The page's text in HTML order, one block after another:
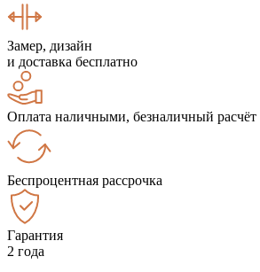
Замер, дизайн
и доставка бесплатно
Оплата наличными, безналичный расчёт
Беспроцентная рассрочка
Гарантия
2 года